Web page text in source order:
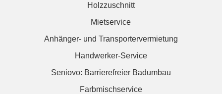
Holzzuschnitt
Mietservice
Anhänger- und Transportervermietung
Handwerker-Service
Seniovo: Barrierefreier Badumbau
Farbmischservice